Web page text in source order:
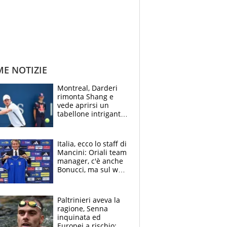
NOTIZIE
Montreal, Darderi
rimonta Shang e
vede aprirsi un
tabellone intrigante:
felice del mio livello"
Italia, ecco lo staff di
Mancini: Oriali team
manager, c'è anche
Bonucci, ma sul web
Paltrinieri aveva la
ragione, Senna
inquinata ed